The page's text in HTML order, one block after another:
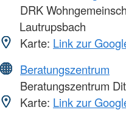
DRK
Lautrupsbach
Karte: Link zur
Beratungszentrum
Beratungszentrum
Karte: Link zur